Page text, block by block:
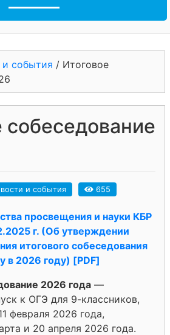
события / Итоговое
собеседование
и события 655
просвещения и науки КБР
г. (Об утверждении
итогового собеседования
в 2026 году) [PDF]
2026 года —
к ОГЭ для 9-классников,
февраля 2026 года,
и 20 апреля 2026 года.